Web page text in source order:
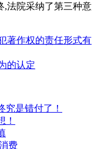
,法院采纳了第三种意
著作权的责任形式有
的认定
究是错付了！
！
费